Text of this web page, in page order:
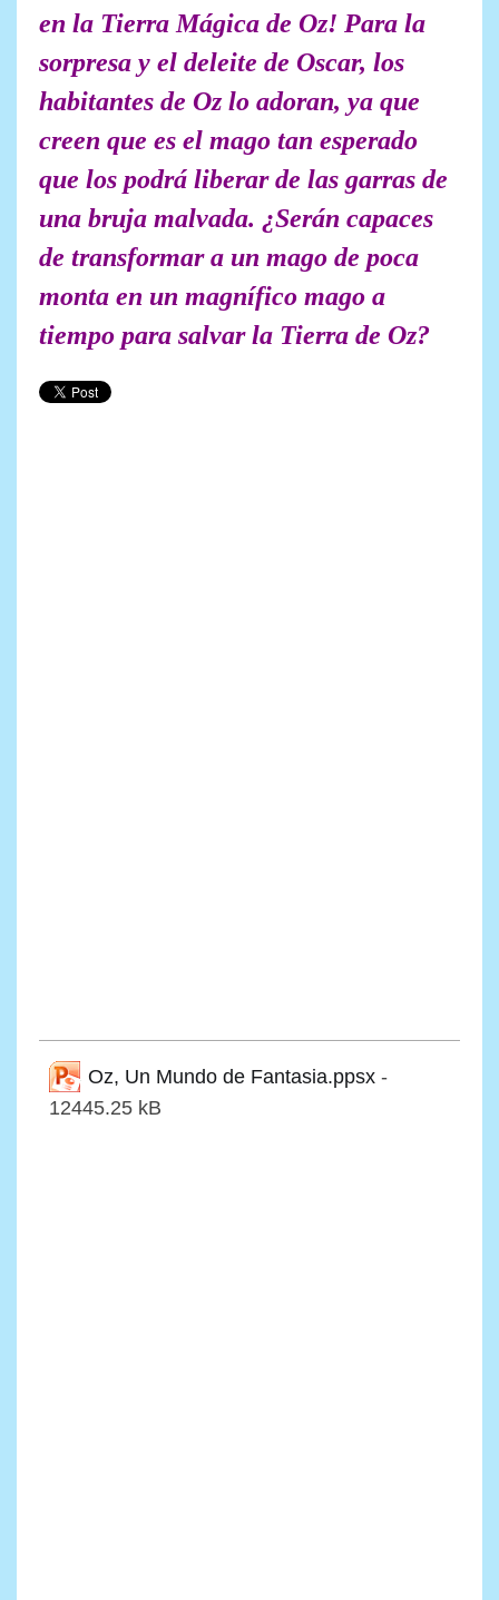
en la Tierra Mágica de Oz! Para la
sorpresa y el deleite de Oscar, los
habitantes de Oz lo adoran, ya que
creen que es el mago tan esperado
que los podrá liberar de las garras de
una bruja malvada. ¿Serán capaces
de transformar a un mago de poca
monta en un magnífico mago a
tiempo para salvar la Tierra de Oz?
Oz, Un Mundo de Fantasia.ppsx -
12445.25 kB